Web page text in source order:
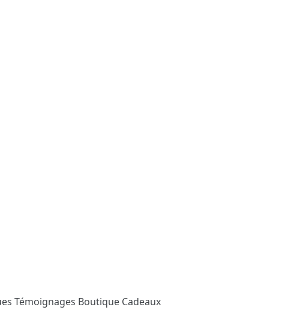
Témoignages Boutique Cadeaux